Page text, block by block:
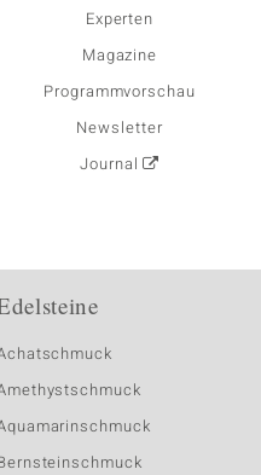
Experten
Magazine
Programmvorschau
Newsletter
Journal